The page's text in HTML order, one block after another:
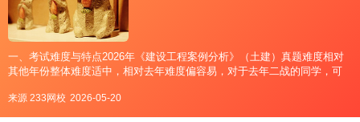
一、考试难度与特点2026年《建设工程案例分析》（土建）真题难度相对
其他年份整体难度适中，相对去年难度偏容易，对于去年二战的同学，可
固定的考核方式，对知识的灵活运用和专业储备更加重视。目前六道案例
来源 233网校 2026-05-20